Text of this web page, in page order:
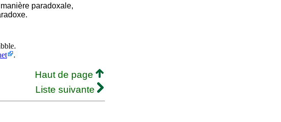
paradoxale,
.
Haut de page
Liste suivante